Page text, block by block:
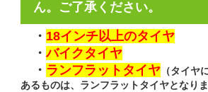
ん。ご了承ください。
・ 18インチ以上のタイヤ
・バイクタイヤ
・ ランフラットタイヤ（タイヤ
あるものは、ランフラットタイヤとなり